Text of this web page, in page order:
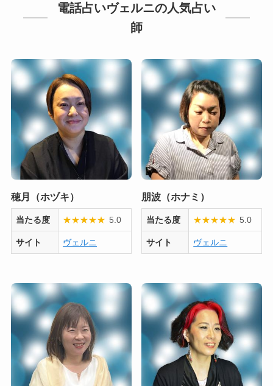
電話占いヴェルニの人気占い
師
穂月（ホヅキ）
当たる度 ★★★★★ 5.0
サイト ヴェルニ
朋波（ホナミ）
当たる度 ★★★★★ 5.0
サイト ヴェルニ